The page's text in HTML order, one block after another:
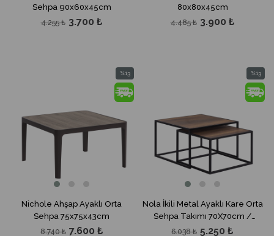
Sehpa 90x60x45cm
3.700 ₺
4.255 ₺
80x80x45cm
3.900 ₺
4.485 ₺
Nichole Ahşap Ayaklı Orta
Sehpa 75x75x43cm
7.600 ₺
8.740 ₺
%13
İndirim
%13İndirim
Nola İkili Metal Ayaklı Kare Orta
Sehpa Takımı 70X70cm /
60X60cm
5.250 ₺
6.038 ₺
%13
İndirim